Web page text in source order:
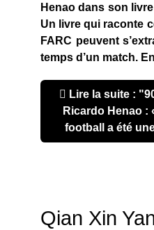
Henao dans son
Un livre qui raconte
FARC peuvent
temps d’un match.
Lire la suite :
Ricardo Henao :
football a été
Qian Xin